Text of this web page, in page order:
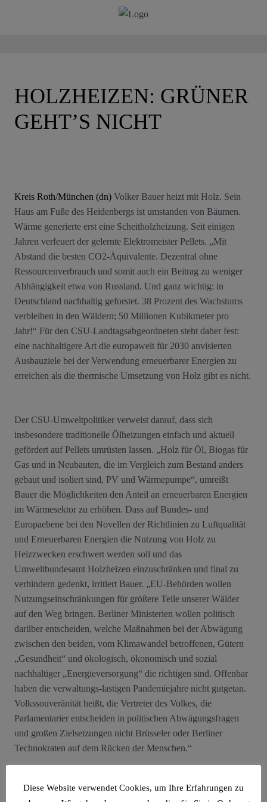
HOLZHEIZEN: GRÜNER
GEHT’S NICHT
Kreis Roth/München (dn) Volker Bauer heizt mit Holz. Sein
Haus am Fuße des Heidenbergs ist umstanden von Bäumen.
Wärme generierte erst eine Scheitholzheizung. Seit einigen
Jahren verfeuert der gelernte Elektromeister Pellets. „Mit
Abstand die besten CO2-Äquivalente. Dezentral ohne
Ressourcenverbrauch und somit auch ein Beitrag zu weniger
Abhängigkeit etwa von Russland. Und ganz wichtig: in
Deutschland nachhaltig geforstet. 38 Prozent des Wachstums
verbleiben in den Wäldern; 50 Millionen Kubikmeter pro
Jahr!“ Für den CSU-Landtagsabgeordneten steht daher fest:
eine nachhaltigere Art die europaweit für 2030 anvisierten
Ausbauziele bei der Verwendung erneuerbarer Energien zu
erreichen als die thermische Umsetzung von Holz gibt es nicht.
Der CSU-Umweltpolitiker verweist darauf, dass sich
insbesondere traditionelle Ölheizungen einfach und aktuell
gefördert auf Pellets umrüsten lassen. „Holz für Öl, Biogas für
Gas und in Neubauten, die im Vergleich zum Bestand anders
gebaut und isoliert sind, PV und Wärmepumpe“, umreißt
Bauer die Möglichkeiten den Anteil an erneuerbaren Energien
im Wärmesektor zu erhöhen. Dass auf Bundes- und
Europaebene bei den Novellen der Richtlinien zu Luftqualität
und Erneuerbaren Energien die Nutzung von Holz zu
Heizzwecken erschwert werden soll und das
Umweltbundesamt Holzheizen einzuschränken und final zu
verhindern gedenkt, irritiert Bauer. „EU-Behörden wollen
Nutzungseinschränkungen für größere Teile unserer Wälder
auf den Weg bringen. Berliner Ministerien wollen politisch
darüber entscheiden, welche Maßnahmen bei der Abwägung
zwischen den beiden, vom Klimawandel betroffenen, Gütern
„Gesundheit“ und ökologisch, ökonomisch und sozial
nachhaltiger „Energieversorgung“ die richtigen sind. Offenbar
haben die verwaltungs-lastigen Pandemiejahre nicht gutgetan.
Volkssouveränität heißt, die Vertreter des Volkes, die
Parlamentarier entscheiden in politischen Abwägungsfragen
und großen Zielsetzungen nicht Brüsseler oder Berliner
Technokraten auf dem Rücken der Menschen.“
Bundesregierung wächst die Unsicherheit in der Bevölkerung
Diese Website verwendet Cookies, um Ihre Erfahrungen zu